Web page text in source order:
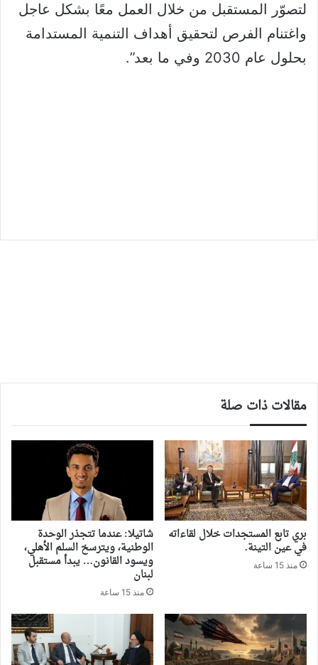
لتصوّر المستقبل من خلال العمل معًا بشكل عاجل
واغتنام الفرص لتحقيق أهداف التنمية المستدامة
بحلول عام 2030 وفي ما بعد”.
مقالات ذات صلة
بري تابع المستجدات خلال لقاءاته
في عين التينة.
منذ 15 ساعة
شاتيلا: عندما تتجذر الوحدة
الوطنية، ويترسخ السلم الأهلي،
ويسود القانون… يبدأ مستقبل
لبنان
منذ 15 ساعة